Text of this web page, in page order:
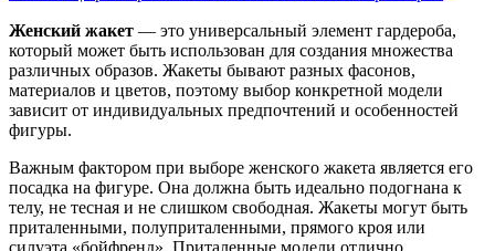
Женский жакет — это универсальный элемент гардероба,
который может быть использован для создания множества
различных образов. Жакеты бывают разных фасонов,
материалов и цветов, поэтому выбор конкретной модели
зависит от индивидуальных предпочтений и особенностей
фигуры.
Важным фактором при выборе женского жакета является его
посадка на фигуре. Она должна быть идеально подогнана к
телу, не тесная и не слишком свободная. Жакеты могут быть
приталенными, полуприталенными, прямого кроя или